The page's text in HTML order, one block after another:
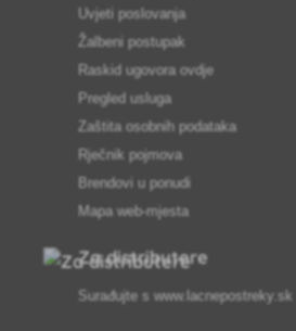
Uvjeti poslovanja
Žalbeni postupak
Raskid ugovora ovdje
Pregled usluga
Zaštita osobnih podataka
Rječnik pojmova
Brendovi u ponudi
Mapa web-mjesta
Za distributere
Surađujte s www.lacnepostreky.sk